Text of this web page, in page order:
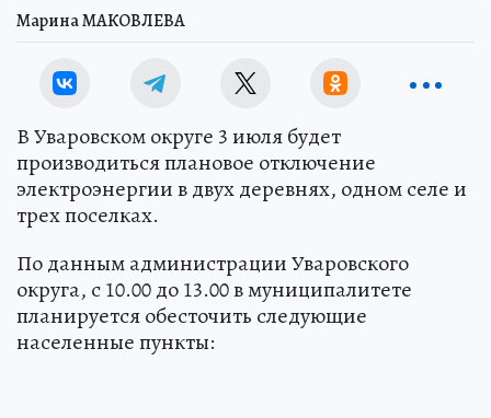
Марина МАКОВЛЕВА
В Уваровском округе 3 июля будет
производиться плановое отключение
электроэнергии в двух деревнях, одном селе и
трех поселках.
По данным администрации Уваровского
округа, с 10.00 до 13.00 в муниципалитете
планируется обесточить следующие
населенные пункты: